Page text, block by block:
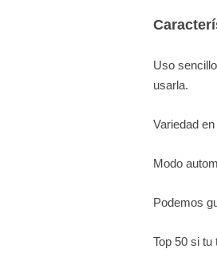
Uso
usarla.
Variedad
Modo
Podemos
Top 50 si